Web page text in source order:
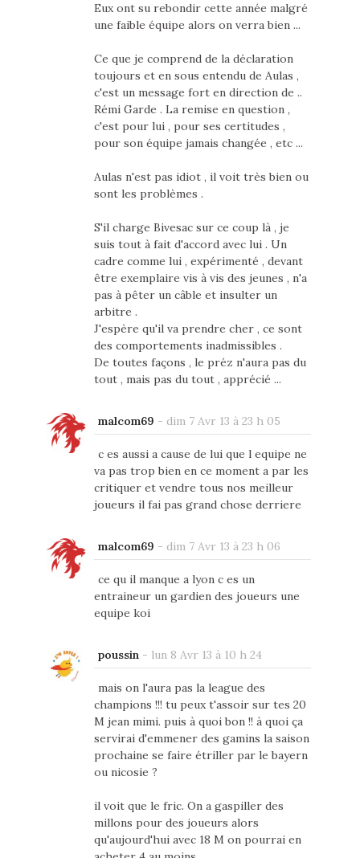
Eux ont su rebondir cette année malgré
une faible équipe alors on verra bien ...
Ce que je comprend de la déclaration
toujours et en sous entendu de Aulas ,
c'est un message fort en direction de ..
Rémi Garde . La remise en question ,
c'est pour lui , pour ses certitudes ,
pour son équipe jamais changée , etc ...
Aulas n'est pas idiot , il voit très bien ou
sont les problèmes .
S'il charge Bivesac sur ce coup là , je
suis tout à fait d'accord avec lui . Un
cadre comme lui , expérimenté , devant
être exemplaire vis à vis des jeunes , n'a
pas à pêter un câble et insulter un
arbitre .
J'espère qu'il va prendre cher , ce sont
des comportements inadmissibles .
De toutes façons , le préz n'aura pas du
tout , mais pas du tout , apprécié ...
malcom69 - dim 7 Avr 13 à 23 h 05
c es aussi a cause de lui que l equipe ne
va pas trop bien en ce moment a par les
critiquer et vendre tous nos meilleur
joueurs il fai pas grand chose derriere
malcom69 - dim 7 Avr 13 à 23 h 06
ce qu il manque a lyon c es un
entraineur un gardien des joueurs une
equipe koi
poussin- lun 8 Avr 13 à 10 h 24
mais on l'aura pas la league des
champions !!! tu peux t'assoir sur tes 20
M jean mimi. puis à quoi bon !! à quoi ça
servirai d'emmener des gamins la saison
prochaine se faire étriller par le bayern
ou nicosie ?
il voit que le fric. On a gaspiller des
millons pour des joueurs alors
qu'aujourd'hui avec 18 M on pourrai en